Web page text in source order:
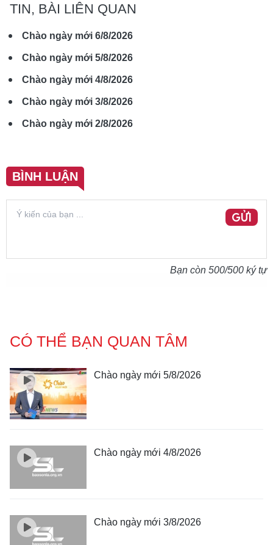
TIN, BÀI LIÊN QUAN
Chào ngày mới 6/8/2026
Chào ngày mới 5/8/2026
Chào ngày mới 4/8/2026
Chào ngày mới 3/8/2026
Chào ngày mới 2/8/2026
BÌNH LUẬN
GỬI
Bạn còn 500/500 ký tự
CÓ THỂ BẠN QUAN TÂM
Chào ngày mới 5/8/2026
Chào ngày mới 4/8/2026
Chào ngày mới 3/8/2026